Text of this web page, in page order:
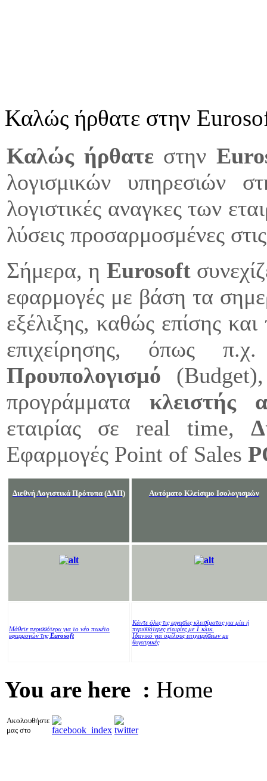
Καλώς ήρθατε στην
Καλώς ήρθατεστην Ε
λογισμικών υπηρεσιών
λογιστικές αναγκες των
λύσεις προσαρμοσμένες
Σήμερα, η Eurosoft
εφαρμογές με βάση τα
εξέλιξης, καθώς επίσης
επιχείρησης, όπως
Προυπολογισμό
προγράμματακλειστής
εταιρίας σε real time,
Εφαρμογές Point of Sales
Διεθνή Λογιστικά Πρότυπα (ΔΛΠ) Αυτόματο Κλείσιμο Ισολογισμών
Μάθετε περισσότερα για το νέο πακέτο
εφαρμογών της Eurosoft
Κάντε όλες τις εργασίες κλεισίματος για μία ή
περισσότερες εταιρίες με 1 κλικ.
Ιδανικό για ομίλους επιχειρήσεων με
θυγατρικές
You are here : Home
Ακολουθήστε
μας στο